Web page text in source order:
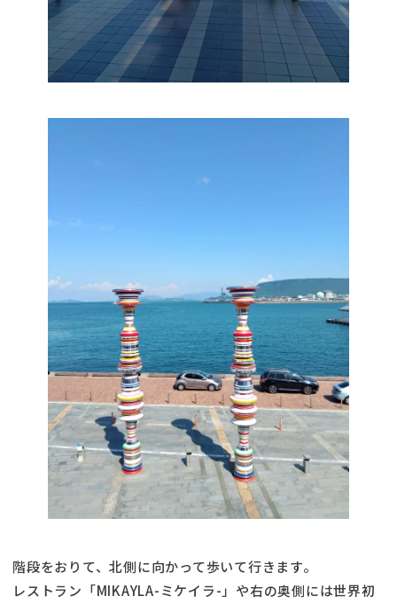
階段をおりて、北側に向かって歩いて行きます。
レストラン「MIKAYLA-ミケイラ-」や右の奥側には世界初